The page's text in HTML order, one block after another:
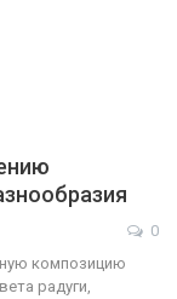
0
композицию
радуги,